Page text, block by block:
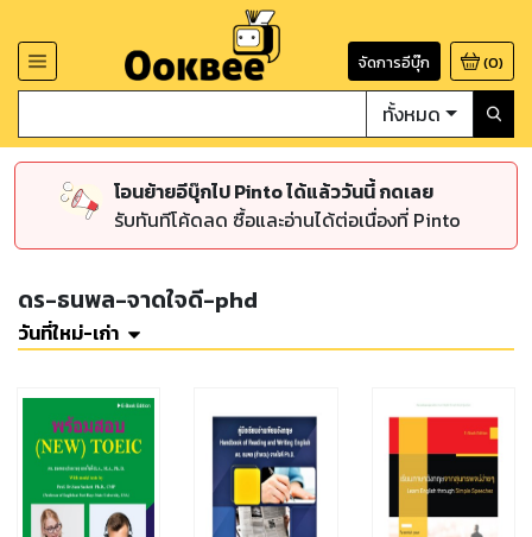
จัดการอีบุ๊ก (0)
ทั้งหมด
โอนย้ายอีบุ๊กไป Pinto ได้แล้ววันนี้ กดเลย
รับทันทีโค้ดลด ซื้อและอ่านได้ต่อเนื่องที่ Pinto
ดร-ธนพล-จาดใจดี-phd
วันที่ใหม่-เก่า